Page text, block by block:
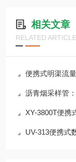
相关文章
RELATED
便携式明渠流
沥青烟采样管
XY-3800T便携式
UV-313便携式